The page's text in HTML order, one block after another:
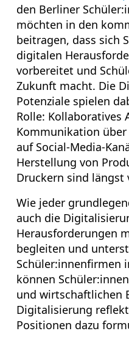
den Berliner
möchten in den
beitragen, dass sich
digitalen
vorbereitet und
Zukunft macht. Die
Potenziale spielen
Rolle:
Kommunikation
auf Social-Media-
Herstellung von
Druckern sind längst
Wie jeder
auch die
Herausforderungen
begleiten und
Schüler:innenfirmen
können
und wirtschaftlichen
Digitalisierung
Positionen dazu